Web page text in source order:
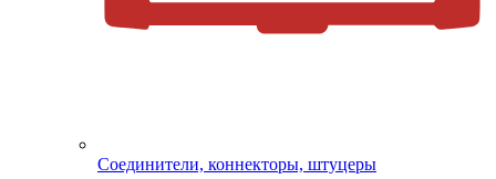
Соединители, коннекторы, штуцеры